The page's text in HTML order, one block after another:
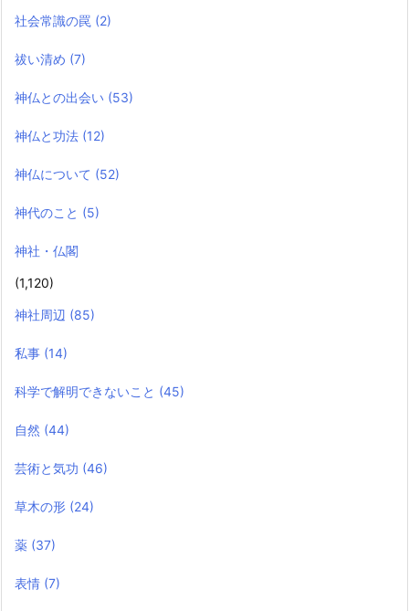
社会常識の罠 (2)
祓い清め (7)
神仏との出会い (53)
神仏と功法 (12)
神仏について (52)
神代のこと (5)
神社・仏閣
(1,120)
神社周辺 (85)
私事 (14)
科学で解明できないこと (45)
自然 (44)
芸術と気功 (46)
草木の形 (24)
薬 (37)
表情 (7)